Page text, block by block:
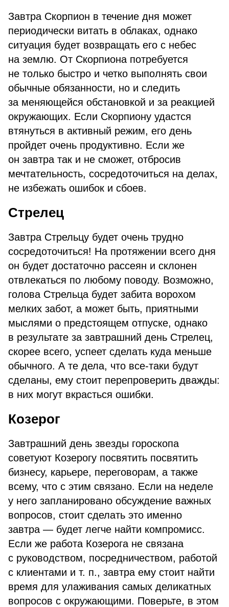
Завтра Скорпион в течение дня может
периодически витать в облаках, однако
ситуация будет возвращать его с небес
на землю. От Скорпиона потребуется
не только быстро и четко выполнять свои
обычные обязанности, но и следить
за меняющейся обстановкой и за реакцией
окружающих. Если Скорпиону удастся
втянуться в активный режим, его день
пройдет очень продуктивно. Если же
он завтра так и не сможет, отбросив
мечтательность, сосредоточиться на делах,
не избежать ошибок и сбоев.
Стрелец
Завтра Стрельцу будет очень трудно
сосредоточиться! На протяжении всего дня
он будет достаточно рассеян и склонен
отвлекаться по любому поводу. Возможно,
голова Стрельца будет забита ворохом
мелких забот, а может быть, приятными
мыслями о предстоящем отпуске, однако
в результате за завтрашний день Стрелец,
скорее всего, успеет сделать куда меньше
обычного. А те дела, что все-таки будут
сделаны, ему стоит перепроверить дважды:
в них могут вкрасться ошибки.
Козерог
Завтрашний день звезды гороскопа
советуют Козерогу посвятить посвятить
бизнесу, карьере, переговорам, а также
всему, что с этим связано. Если на неделе
у него запланировано обсуждение важных
вопросов, стоит сделать это именно
завтра — будет легче найти компромисс.
Если же работа Козерога не связана
с руководством, посредничеством, работой
с клиентами и т. п., завтра ему стоит найти
время для улаживания самых деликатных
вопросов с окружающими. Поверьте, в этом